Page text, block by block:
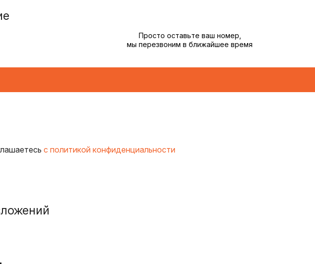
Просто оставьте ваш номер,
мы перезвоним в ближайшее время
с политикой конфиденциальности